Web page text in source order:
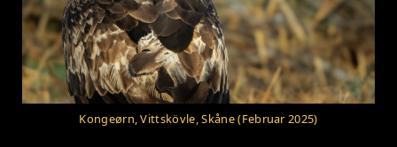
Kongeørn, Vittskövle, Skåne (Februar 2025)